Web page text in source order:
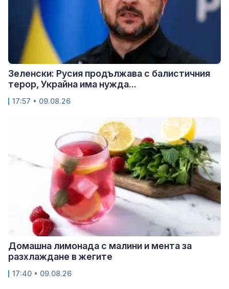
Зеленски: Русия продължава с балистичния
терор, Украйна има нужда...
17:57 • 09.08.26
Домашна лимонада с малини и мента за
разхлаждане в жегите
17:40 • 09.08.26